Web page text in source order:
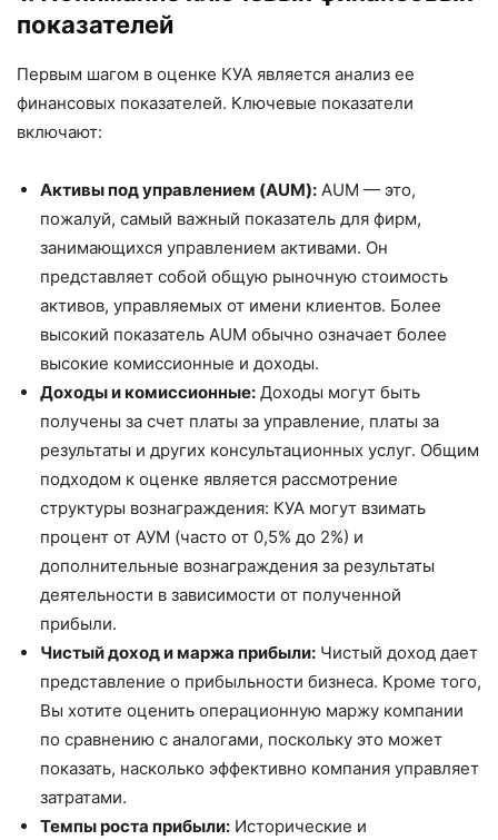
показателей
Первым шагом в оценке КУА является анализ ее
финансовых показателей. Ключевые показатели
включают:
Активы под управлением (AUM): AUM — это,
пожалуй, самый важный показатель для фирм,
занимающихся управлением активами. Он
представляет собой общую рыночную стоимость
активов, управляемых от имени клиентов. Более
высокий показатель AUM обычно означает более
высокие комиссионные и доходы.
Доходы и комиссионные: Доходы могут быть
получены за счет платы за управление, платы за
результаты и других консультационных услуг. Общим
подходом к оценке является рассмотрение
структуры вознаграждения: КУА могут взимать
процент от АУМ (часто от 0,5% до 2%) и
дополнительные вознаграждения за результаты
деятельности в зависимости от полученной
прибыли.
Чистый доход и маржа прибыли: Чистый доход дает
представление о прибыльности бизнеса. Кроме того,
Вы хотите оценить операционную маржу компании
по сравнению с аналогами, поскольку это может
показать, насколько эффективно компания управляет
затратами.
Темпы роста прибыли: Исторические и